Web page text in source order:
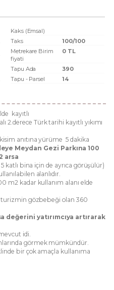
Kaks (Emsal)
Taks
100/100
Metrekare Birim
fiyati
0 TL
Tapu Ada
390
Tapu - Parsel
14
kayıtlı
2.derece Türk tarihi kayıtlı yıkımı
anıtına yürüme 5 dakika
Meydan Gezi Parkına 100
arsa
katlı bina için de ayrıca görüşülür)
alanlıdır.
m2 kadar kullanım alanı elde
turizmin gözbebeği olan 360
değerini yatırımcıya artırarak
idi.
görmek mümkündür.
bir çok amaçla kullanıma